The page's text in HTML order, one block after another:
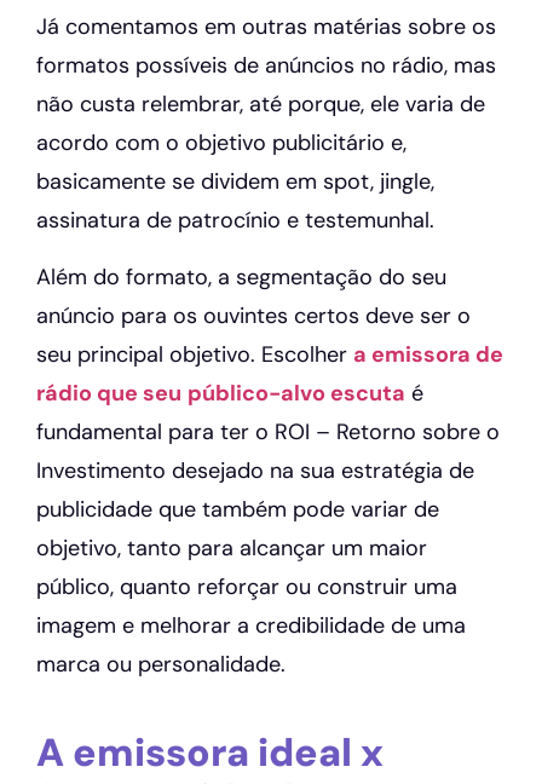
Já comentamos em outras matérias sobre os
formatos possíveis de anúncios no rádio, mas
não custa relembrar, até porque, ele varia de
acordo com o objetivo publicitário e,
basicamente se dividem em spot, jingle,
assinatura de patrocínio e testemunhal.
Além do formato, a segmentação do seu
anúncio para os ouvintes certos deve ser o
seu principal objetivo. Escolher a emissora de
rádio que seu público-alvo escuta é
fundamental para ter o ROI – Retorno sobre o
Investimento desejado na sua estratégia de
publicidade que também pode variar de
objetivo, tanto para alcançar um maior
público, quanto reforçar ou construir uma
imagem e melhorar a credibilidade de uma
marca ou personalidade.
A emissora ideal x